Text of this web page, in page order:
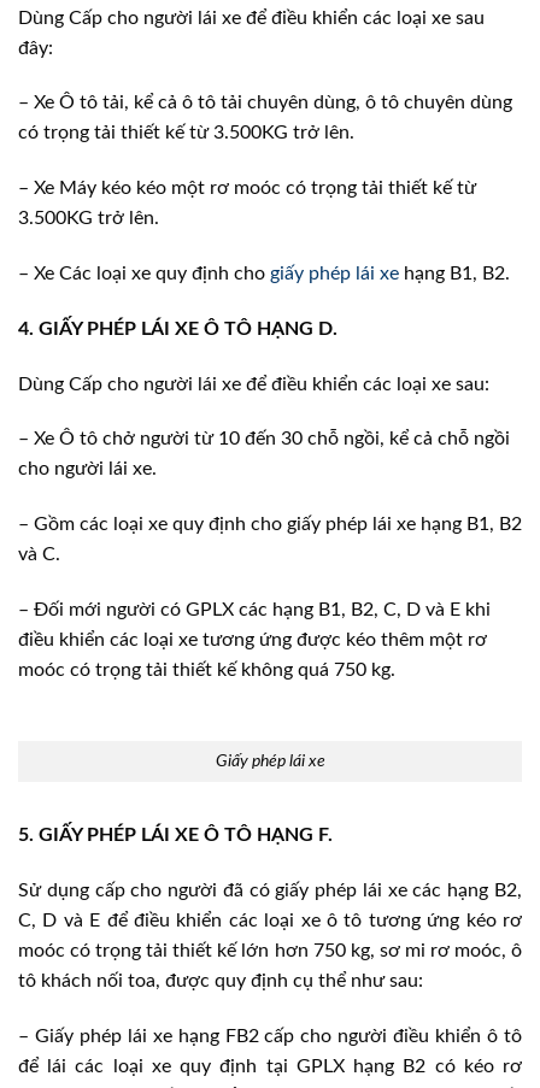
Dùng Cấp cho người lái xe để điều khiển các loại xe sau
đây:
– Xe Ô tô tải, kể cả ô tô tải chuyên dùng, ô tô chuyên dùng
có trọng tải thiết kế từ 3.500KG trở lên.
– Xe Máy kéo kéo một rơ moóc có trọng tải thiết kế từ
3.500KG trở lên.
– Xe Các loại xe quy định cho giấy phép lái xe hạng B1, B2.
4. GIẤY PHÉP LÁI XE Ô TÔ HẠNG D.
Dùng Cấp cho người lái xe để điều khiển các loại xe sau:
– Xe Ô tô chở người từ 10 đến 30 chỗ ngồi, kể cả chỗ ngồi
cho người lái xe.
– Gồm các loại xe quy định cho giấy phép lái xe hạng B1, B2
và C.
– Đối mới người có GPLX các hạng B1, B2, C, D và E khi
điều khiển các loại xe tương ứng được kéo thêm một rơ
moóc có trọng tải thiết kế không quá 750 kg.
Giấy phép lái xe
5. GIẤY PHÉP LÁI XE Ô TÔ HẠNG F.
Sử dụng cấp cho người đã có giấy phép lái xe các hạng B2,
C, D và E để điều khiển các loại xe ô tô tương ứng kéo rơ
moóc có trọng tải thiết kế lớn hơn 750 kg, sơ mi rơ moóc, ô
tô khách nối toa, được quy định cụ thể như sau:
– Giấy phép lái xe hạng FB2 cấp cho người điều khiển ô tô
để lái các loại xe quy định tại GPLX hạng B2 có kéo rơ